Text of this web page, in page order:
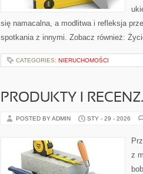
się namacalna, a modlitwa i refleksja
spotkania z innymi. Zobacz również:
CATEGORIES: NIERUCHOMOŚCI
PRODUKTY I
POSTED BY ADMIN STY - 29 - 2026
z